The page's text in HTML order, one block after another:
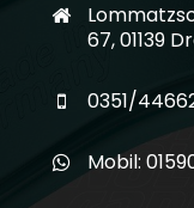
67, 01139
0351/
Mobil: